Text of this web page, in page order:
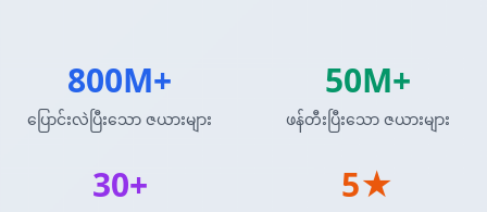
800M+
ပြောင်းလဲပြီးသော ဇယားများ
50M+
ဖန်တီးပြီးသော ဇယားများ
30+ 5★